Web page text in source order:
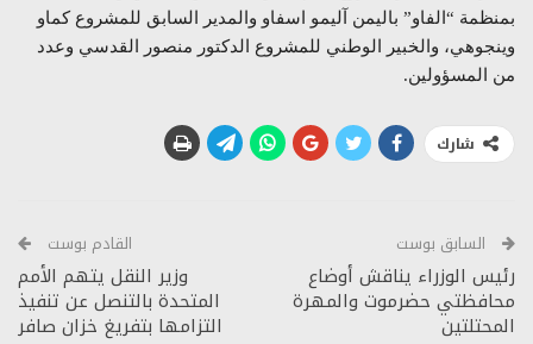
بمنظمة “الفاو” باليمن آليمو اسفاو والمدير السابق للمشروع كماو
وينجوهي، والخبير الوطني للمشروع الدكتور منصور القدسي وعدد
من المسؤولين.
شارك
السابق بوست
رئيس الوزراء يناقش أوضاع
محافظتي حضرموت والمهرة
المحتلتين
القادم بوست
وزير النقل يتهم الأمم
المتحدة بالتنصل عن تنفيذ
التزامها بتفريغ خزان صافر